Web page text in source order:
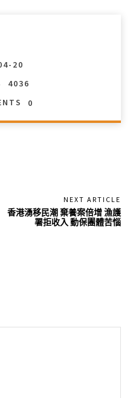
20
4036
0
NEXT ARTICLE
香港湧移民潮 棄養案倍增 漁護
署拒收入 動保團體苦惱